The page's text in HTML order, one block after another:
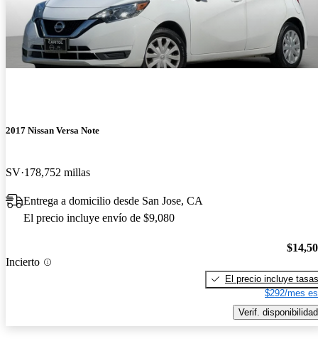
2017 Nissan Versa Note
SV 178,752 millas
Entrega a domicilio desde San Jose, CA
El precio incluye envío de $9,080
Incierto
El precio incluye tasas
$292/mes
Verif. disponibilidad